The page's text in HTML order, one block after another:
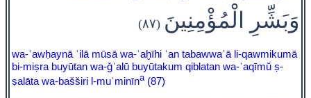
وَبَشِّرِ الْمُؤْمِنِينَ (٨٧)
wa-ʾawḥaynā ʾilā mūsā wa-ʾaḫīhi ʾan tabawwaʾā li-qawmikumā
bi-miṣra buyūtan wa-ǧʿalū buyūtakum qiblatan wa-ʾaqīmŭ ṣ-
ṣalāta wa-bašširi l-muʾminīna(87)